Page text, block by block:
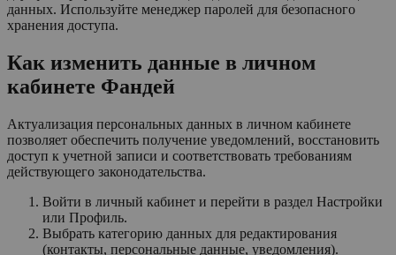
данных. Используйте менеджер паролей для безопасного
хранения доступа.
Как изменить данные в личном
кабинете Фандей
Актуализация персональных данных в личном кабинете
позволяет обеспечить получение уведомлений, восстановить
доступ к учетной записи и соответствовать требованиям
действующего законодательства.
Войти в личный кабинет и перейти в раздел Настройки
или Профиль.
Выбрать категорию данных для редактирования
(контакты, персональные данные, уведомления).